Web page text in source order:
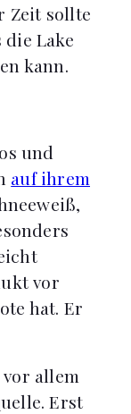
Zeit sollte
Lake
kann.
und
auf ihrem
vor
hat. Er
allem
Erst